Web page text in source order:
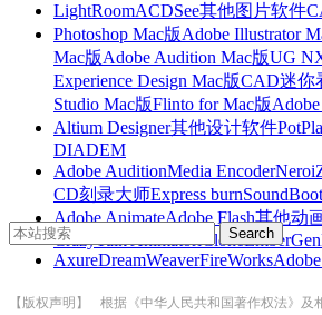
LightRoomACDSee其他图片软件
Photoshop Mac版Adobe Illustrator
Mac版Adobe Audition Mac版UG
Experience Design Mac版CAD迷你
Studio Mac版Flinto for Mac版
Altium Designer其他设计软件
DIADEM
Adobe AuditionMedia EncoderNero
CD刻录大师Express burn
Adobe AnimateAdobe Flash其他动
CrazyTalk AnimatoriCloneEmberGen
AxureDreamWeaverFireWorks
【版权声明】
根据《中华人民共和国著作权法》及